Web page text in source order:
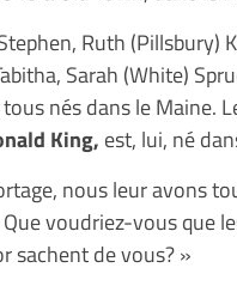
Ruth (Pillsbury)
Sarah (White)
nés dans le Maine.
King, est, lui, né
nous leur avons
voudriez-vous que
sachent de vous? »